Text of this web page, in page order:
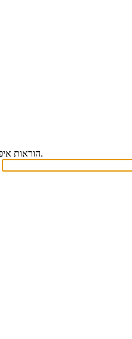
הוראות איפוס סיסמא נשלחו לכתובת המייל שלך.